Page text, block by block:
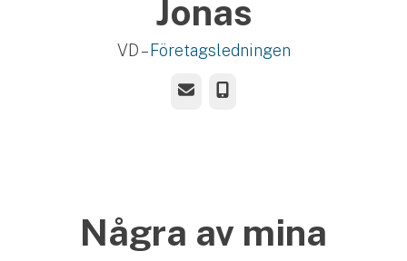
Jonas
VD – Företagsledningen
E-postTelefon
Några av mina